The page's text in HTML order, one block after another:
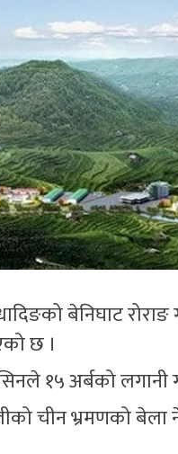
बेनिघाट रोराङ
छ ।
१५ अर्बको लगानी
चीन भ्रमणको बेला